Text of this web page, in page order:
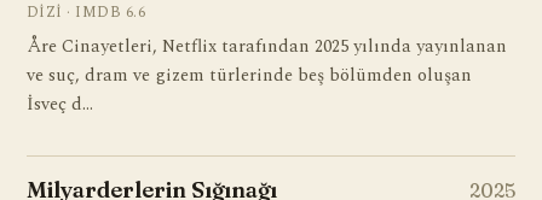
DIZI · IMDB 6.6
Åre Cinayetleri, Netflix tarafından 2025 yılında yayınlanan
ve suç, dram ve gizem türlerinde beş bölümden oluşan
İsveç d…
Milyarderlerin Sığınağı 2025